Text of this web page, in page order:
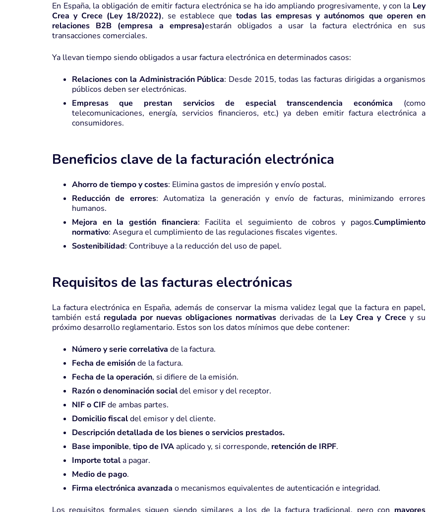
En España, la obligación de emitir factura electrónica se ha ido ampliando progresivamente, y con la Ley
Crea y Crece (Ley 18/2022), se establece quetodas las empresas y autónomos que operen en
relaciones B2B (empresa a empresa)estarán obligados a usar la factura electrónica en sus
transacciones comerciales.
Ya llevan tiempo siendo obligados a usar factura electrónica en determinados casos:
Relaciones con la Administración Pública: Desde 2015, todas las facturas dirigidas a organismos
públicos deben ser electrónicas.
Empresas que prestan servicios de especial transcendencia económica (como
telecomunicaciones, energía, servicios financieros, etc.) ya deben emitir factura electrónica a
consumidores.
Beneficios clave de la facturación electrónica
Ahorro de tiempo y costes: Elimina gastos de impresión y envío postal.
Reducción de errores:Automatiza la generación y envío de facturas, minimizando errores
humanos.
Mejora en la gestión financiera: Facilita el seguimiento de cobros y pagos.Cumplimiento
normativo: Asegura el cumplimiento de las regulaciones fiscales vigentes.
Sostenibilidad: Contribuye a la reducción del uso de papel.
Requisitos de las facturas electrónicas
La factura electrónica en España, además de conservar la misma validez legal que la factura en papel,
también está regulada por nuevas obligaciones normativas derivadas de la Ley Crea y Crece y su
próximo desarrollo reglamentario. Estos son los datos mínimos que debe contener:
Número y serie correlativa de la factura.
Fecha de emisiónde la factura.
Fecha de la operación, si difiere de la emisión.
Razón o denominación socialdel emisor y del receptor.
NIF o CIFde ambas partes.
Domicilio fiscaldel emisor y del cliente.
Descripción detallada de los bienes o servicios prestados.
Base imponible, tipo de IVAaplicado y, si corresponde, retención de IRPF.
Importe totala pagar.
Medio de pago.
Firma electrónica avanzada o mecanismos equivalentes de autenticación e integridad.